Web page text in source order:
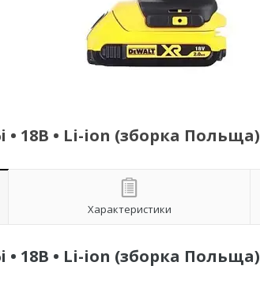
• 18В • Li-ion (зборка Польща)
Характеристики
• 18В • Li-ion (зборка Польща)